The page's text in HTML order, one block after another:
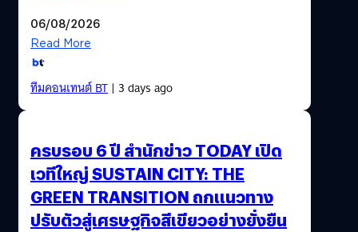
06/08/2026
Read More
ทีมคอนเทนต์ BT| 3 days ago
ครบรอบ 6 ปี สำนักข่าว TODAY เปิด
เวทีใหญ่ SUSTAIN CITY: THE
GREEN TRANSITION ถกแนวทาง
ปรับตัวสู่เศรษฐกิจสีเขียวอย่างยั่งยืน